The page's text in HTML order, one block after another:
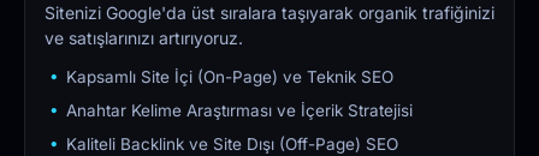
Sitenizi Google'da üst sıralara taşıyarak organik trafiğinizi
ve satışlarınızı artırıyoruz.
Kapsamlı Site İçi (On-Page) ve Teknik SEO
Anahtar Kelime Araştırması ve İçerik Stratejisi
Kaliteli Backlink ve Site Dışı (Off-Page) SEO